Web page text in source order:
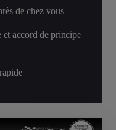
de chez vous
et accord de principe